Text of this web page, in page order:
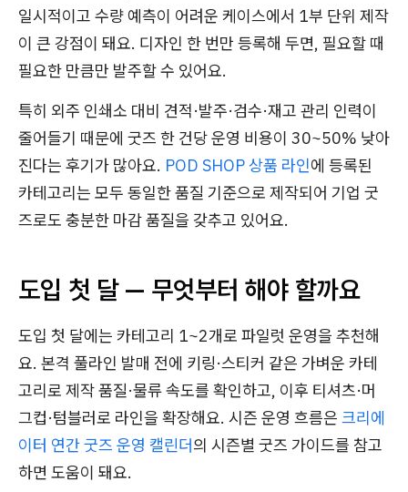
일시적이고 수량 예측이 어려운 케이스에서 1부 단위 제작
이 큰 강점이 돼요. 디자인 한 번만 등록해 두면, 필요할 때
필요한 만큼만 발주할 수 있어요.
특히 외주 인쇄소 대비 견적·발주·검수·재고 관리 인력이
줄어들기 때문에 굿즈 한 건당 운영 비용이 30~50% 낮아
진다는 후기가 많아요. POD SHOP 상품 라인에 등록된
카테고리는 모두 동일한 품질 기준으로 제작되어 기업 굿
즈로도 충분한 마감 품질을 갖추고 있어요.
도입 첫 달 — 무엇부터 해야 할까요
도입 첫 달에는 카테고리 1~2개로 파일럿 운영을 추천해
요. 본격 풀라인 발매 전에 키링·스티커 같은 가벼운 카테
고리로 제작 품질·물류 속도를 확인하고, 이후 티셔츠·머
그컵·텀블러로 라인을 확장해요. 시즌 운영 흐름은 크리에
이터 연간 굿즈 운영 캘린더의 시즌별 굿즈 가이드를 참고
하면 도움이 돼요.